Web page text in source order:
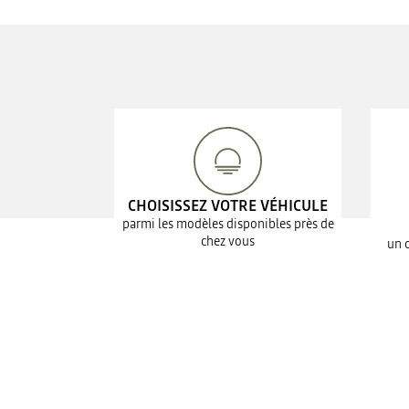
CHOISISSEZ VOTRE VÉHICULE
parmi les modèles disponibles près de
chez vous
un